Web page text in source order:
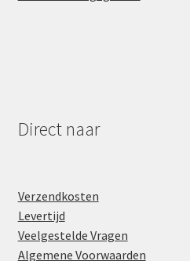
Direct naar
Verzendkosten
Levertijd
Veelgestelde Vragen
Algemene Voorwaarden